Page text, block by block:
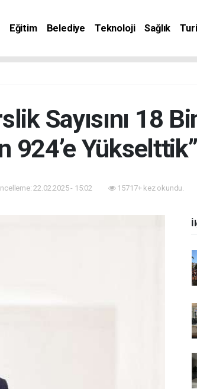
Eğitim Belediye Teknoloji Sağlık
Sayısını 18
924’e Yükselttik”
22.02.2025 - 15:02 15717+ kez okundu.